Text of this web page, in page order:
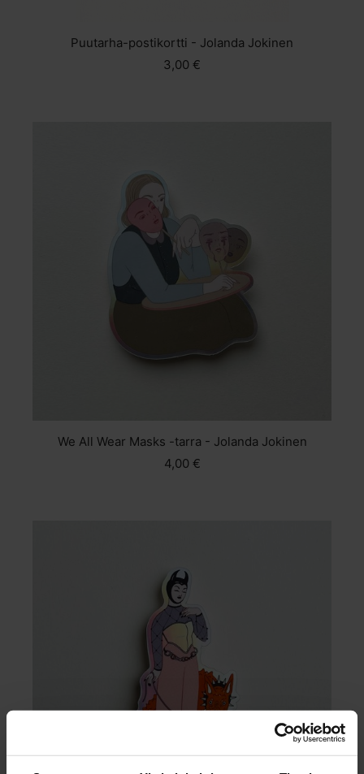
Puutarha-postikortti - Jolanda Jokinen
3,00 €
We All Wear Masks -tarra - Jolanda Jokinen
4,00 €